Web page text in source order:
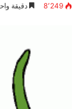
8٬249 دقيقة